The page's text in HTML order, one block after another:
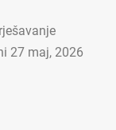
27 maj, 2026